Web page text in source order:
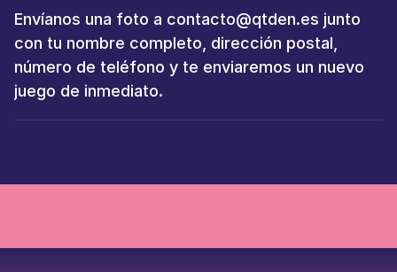
Envíanos una foto a contacto@qtden.es junto
con tu nombre completo, dirección postal,
número de teléfono y te enviaremos un nuevo
juego de inmediato.